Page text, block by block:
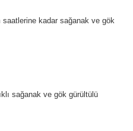
kadar sağanak ve gök
sağanak ve gök gürültülü